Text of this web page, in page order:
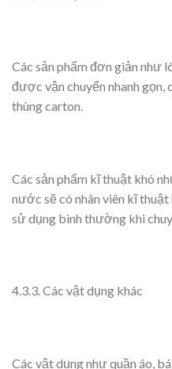
Các sản phẩm đơn giản như
được vận chuyển nhanh gọn,
thùng carton.
Các sản phẩm kĩ thuật khó
nước sẽ có nhân viên kĩ
sử dụng bình thường khi
4.3.3. Các vật dụng khác
Các vật dụng như quần áo,